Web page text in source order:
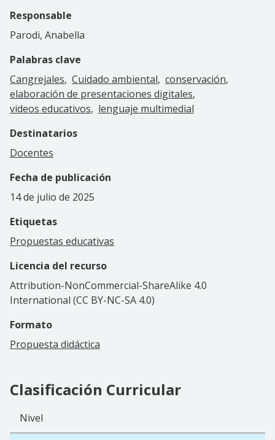
Responsable
Parodi, Anabella
Palabras clave
Cangrejales Cuidado ambiental conservación
elaboración de presentaciones digitales
videos educativos
lenguaje multimedial
Destinatarios
Docentes
Fecha de publicación
14 de julio de 2025
Etiquetas
Propuestas educativas
Licencia del recurso
Attribution-NonCommercial-ShareAlike 4.0
International (CC BY-NC-SA 4.0)
Formato
Propuesta didáctica
Clasificación Curricular
Nivel